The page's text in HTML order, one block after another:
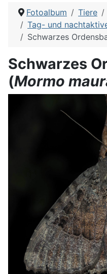
Fotoalbum Tiere
Tag- und
Schwarzes
Schwarzes
(Mormo